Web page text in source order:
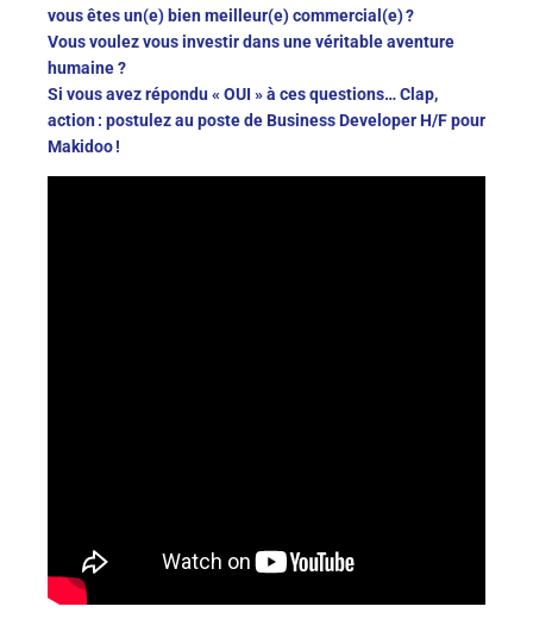
vous êtesun(e)bienmeilleur(e)commercial(e)?
Vous voulez vous investir dans une véritable aventure
humaine ?
Si vous avez répondu « OUI » à ces questions… Clap,
action : postulez au poste de Business Developer H/F pour
Makidoo !